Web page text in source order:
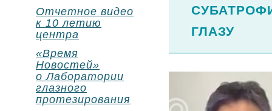
Отчетное видео
к 10 летию
центра
«Время
Новостей»
о Лаборатории
глазного
протезирования
ГЛАЗУ